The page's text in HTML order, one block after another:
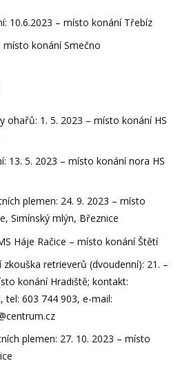
10.6.2023 – místo konání Třebíz
místo konání Smečno
ohařů: 1. 5. 2023 – místo konání HS
13. 5. 2023 – místo konání nora HS
plemen: 24. 9. 2023 – místo
Simínský mlýn, Březnice
Háje Račice – místo konání Štětí
zkouška retrieverů (dvoudenní): 21. –
konání Hradiště; kontakt:
tel: 603 744 903, e-mail:
plemen: 27. 10. 2023 – místo